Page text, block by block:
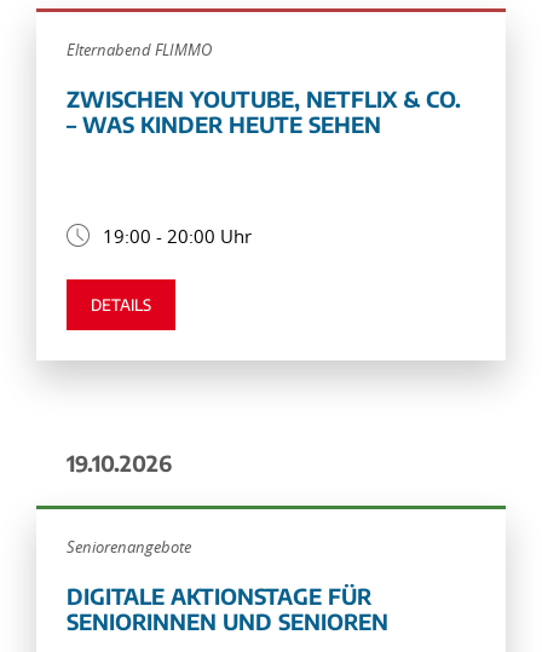
Elternabend FLIMMO
ZWISCHEN YOUTUBE, NETFLIX & CO.
– WAS KINDER HEUTE SEHEN
19:00 - 20:00 Uhr
DETAILS
19.10.2026
Seniorenangebote
DIGITALE AKTIONSTAGE FÜR
SENIORINNEN UND SENIOREN